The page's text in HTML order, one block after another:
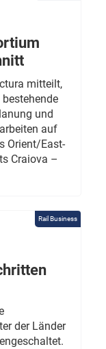
mitteilt,
und
auf
Orient/East-
Craiova –
Rail Business
der Länder